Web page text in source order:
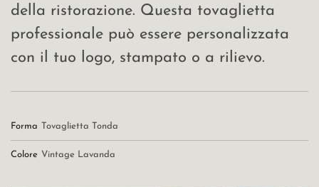
della ristorazione. Questa tovaglietta
professionale può essere personalizzata
con il tuo logo, stampato o a rilievo.
Forma Tovaglietta Tonda
Colore Vintage Lavanda